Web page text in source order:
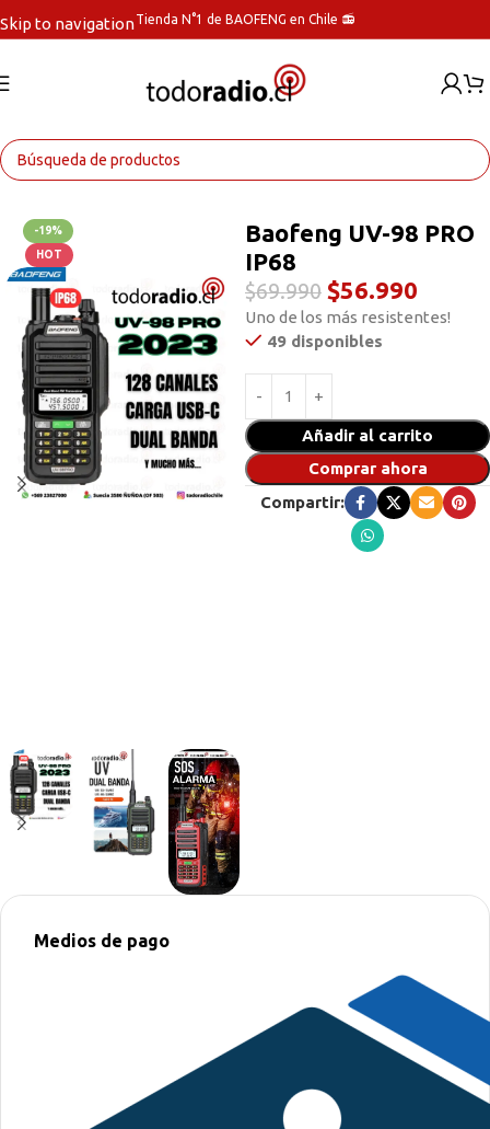
Skip to navigationTienda N°1 de BAOFENG en Chile 📻
Inicio Radios Handys
-19%
HOT
Baofeng UV-98 PRO
IP68
$69.990 $56.990
Uno de los más resistentes!
49 disponibles
Añadir al carrito
Comprar ahora
Compartir:
Medios de pago